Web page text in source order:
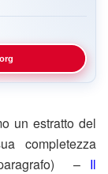
un estratto del
completezza
– Il